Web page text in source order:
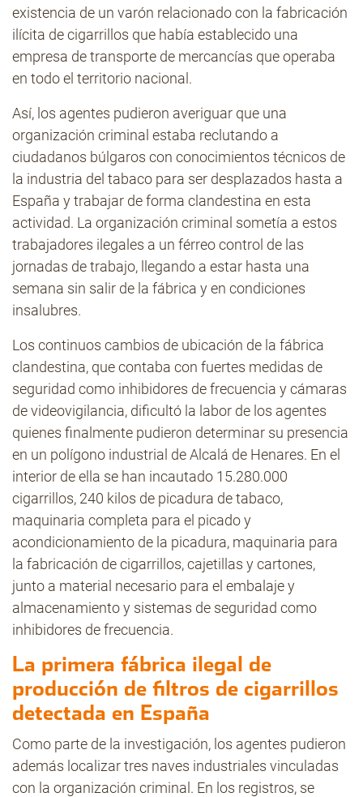
existencia de un varón relacionado con la fabricación
ilícita de cigarrillos que había establecido una
empresa de transporte de mercancías que operaba
en todo el territorio nacional.
Así, los agentes pudieron averiguar que una
organización criminal estaba reclutando a
ciudadanos búlgaros con conocimientos técnicos de
la industria del tabaco para ser desplazados hasta a
España y trabajar de forma clandestina en esta
actividad. La organización criminal sometía a estos
trabajadores ilegales a un férreo control de las
jornadas de trabajo, llegando a estar hasta una
semana sin salir de la fábrica y en condiciones
insalubres.
Los continuos cambios de ubicación de la fábrica
clandestina, que contaba con fuertes medidas de
seguridad como inhibidores de frecuencia y cámaras
de videovigilancia, dificultó la labor de los agentes
quienes finalmente pudieron determinar su presencia
en un polígono industrial de Alcalá de Henares. En el
interior de ella se han incautado 15.280.000
cigarrillos, 240 kilos de picadura de tabaco,
maquinaria completa para el picado y
acondicionamiento de la picadura, maquinaria para
la fabricación de cigarrillos, cajetillas y cartones,
junto a material necesario para el embalaje y
almacenamiento y sistemas de seguridad como
inhibidores de frecuencia.
La primera fábrica ilegal de
producción de filtros de cigarrillos
detectada en España
Como parte de la investigación, los agentes pudieron
además localizar tres naves industriales vinculadas
con la organización criminal. En los registros, se